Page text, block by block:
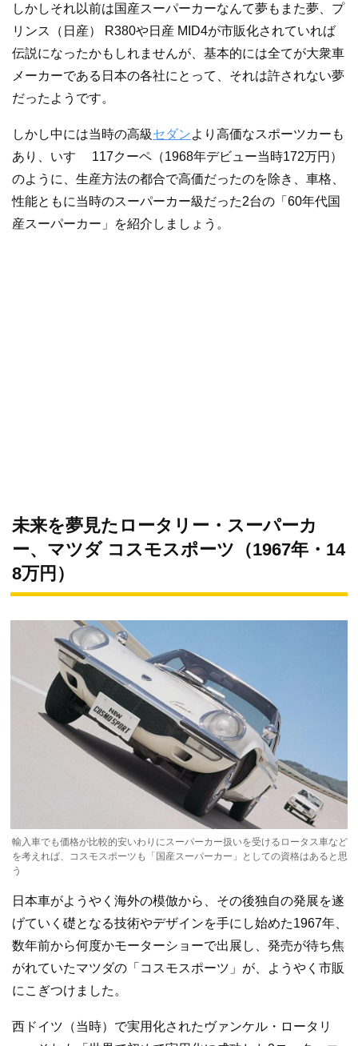
しかしそれ以前は国産スーパーカーなんて夢もまた夢、プ
リンス（日産） R380や日産 MID4が市販化されていれば
伝説になったかもしれませんが、基本的には全てが大衆車
メーカーである日本の各社にとって、それは許されない夢
だったようです。
しかし中には当時の高級セダンより高価なスポーツカーも
あり、いすゞ 117クーペ（1968年デビュー当時172万円）
のように、生産方法の都合で高価だったのを除き、車格、
性能ともに当時のスーパーカー級だった2台の「60年代国
産スーパーカー」を紹介しましょう。
未来を夢見たロータリー・スーパーカ
ー、マツダ コスモスポーツ（1967年・14
8万円）
輸入車でも価格が比較的安いわりにスーパーカー扱いを受けるロータス車など
を考えれば、コスモスポーツも「国産スーパーカー」としての資格はあると思
う
日本車がようやく海外の模倣から、その後独自の発展を遂
げていく礎となる技術やデザインを手にし始めた1967年、
数年前から何度かモーターショーで出展し、発売が待ち焦
がれていたマツダの「コスモスポーツ」が、ようやく市販
にこぎつけました。
西ドイツ（当時）で実用化されたヴァンケル・ロータリ